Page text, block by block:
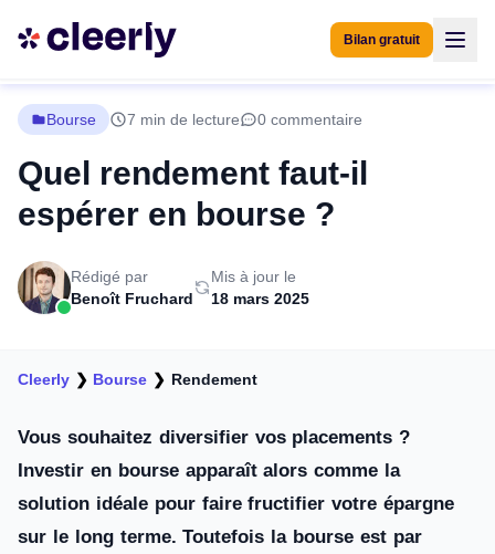
Bilan gratuit
Bourse 7 min de lecture 0 commentaire
Quel rendement faut-il
espérer en bourse ?
Rédigé par
Benoît Fruchard
Mis à jour le
18 mars 2025
Cleerly ❯ Bourse ❯ Rendement
Vous souhaitez diversifier vos placements ?
Investir en bourse apparaît alors comme la
solution idéale pour faire fructifier votre épargne
sur le long terme. Toutefois la bourse est par